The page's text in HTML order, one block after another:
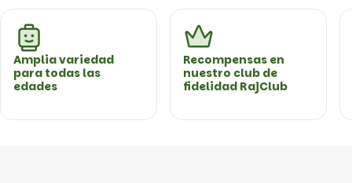
Amplia variedad
para todas las
edades
Recompensas en
nuestro club de
fidelidad RajClub